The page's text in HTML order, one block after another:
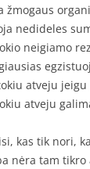
žmogaus
nedideles
neigiamo
atveju jeigu
atveju
kas tik nori,
nėra tam tikro